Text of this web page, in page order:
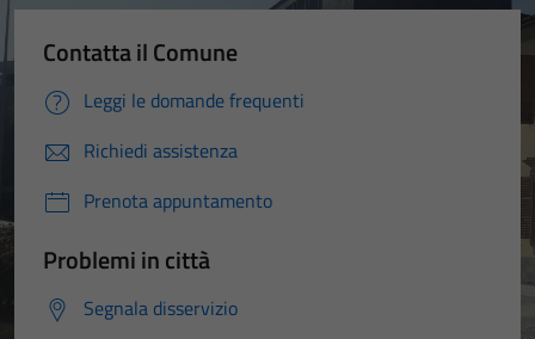
Contatta il Comune
Leggi le domande frequenti
Richiedi assistenza
Prenota appuntamento
Problemi in città
Segnala disservizio